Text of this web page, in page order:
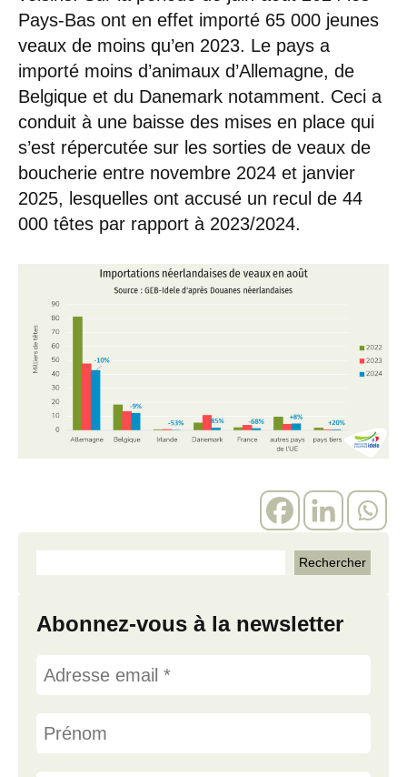
Pays-Bas ont en effet importé 65 000 jeunes
veaux de moins qu’en 2023. Le pays a
importé moins d’animaux d’Allemagne, de
Belgique et du Danemark notamment. Ceci a
conduit à une baisse des mises en place qui
s’est répercutée sur les sorties de veaux de
boucherie entre novembre 2024 et janvier
2025, lesquelles ont accusé un recul de 44
000 têtes par rapport à 2023/2024.
Abonnez-vous à la newsletter